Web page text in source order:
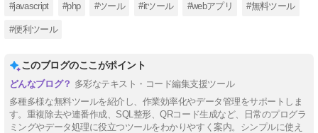
#javascript #php #ツール #itツール #webアプリ #無料ツール
#便利ツール
このブログのここがポイント
多彩なテキスト・コード編集支援ツール
多種多様な無料ツールを紹介し、作業効率化やデータ管理をサポートしま
す。重複除去や連番作成、SQL整形、QRコード生成など、日常のプログラ
ミングやデータ処理に役立つツールをわかりやすく案内。シンプルに使え